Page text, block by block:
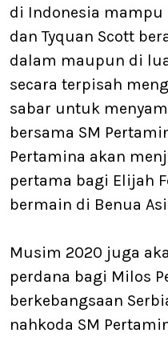
di Indonesia mampu
dan Tyquan Scott
dalam maupun di
secara terpisah
sabar untuk
bersama SM
Pertamina akan
pertama bagi Elijah
bermain di Benua
Musim 2020 juga
perdana bagi Milos
berkebangsaan
nahkoda SM